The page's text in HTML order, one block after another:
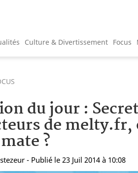
Culture & Divertissement Focus
du jour :
de melty.fr,
?
- Publié le 23 Juil 2014 à 10:08